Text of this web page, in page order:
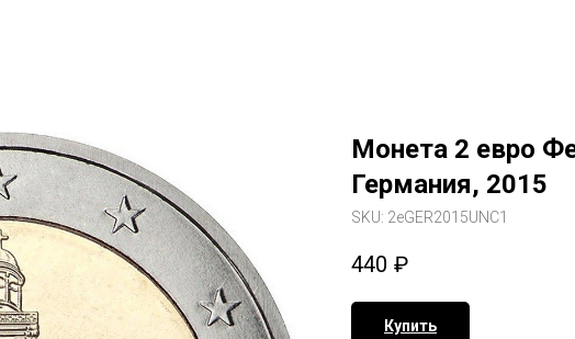
Монета 2 евро
Германия, 2015
SKU: 2eGER2015UNC1
440 ₽
Купить